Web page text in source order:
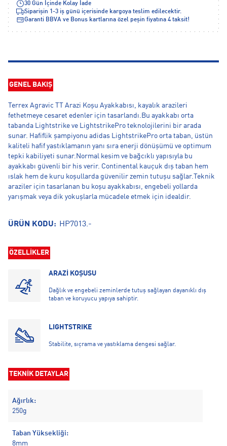
30 Gün İçinde Kolay İade
Siparişin 1-3 iş günü içerisinde kargoya teslim edilecektir.
Garanti BBVA ve Bonus kartlarına özel peşin fiyatına 4 taksit!
GENEL BAKIŞ
Terrex Agravic TT Arazi Koşu Ayakkabısı, kayalık arazileri
fethetmeye cesaret edenler için tasarlandı.Bu ayakkabı orta
tabanda Lightstrike ve LightstrikePro teknolojilerini bir arada
sunar. Hafiflik şampiyonu adidas LightstrikePro orta taban, üstün
kaliteli hafif yastıklamanın yanı sıra enerji dönüşümü ve optimum
tepki kabiliyeti sunar.Normal kesim ve bağcıklı yapısıyla bu
ayakkabı güvenli bir his verir. Continental kauçuk dış taban hem
ıslak hem de kuru koşullarda güvenilir zemin tutuşu sağlar.Teknik
araziler için tasarlanan bu koşu ayakkabısı, engebeli yollarda
yarışmak veya dik yokuşlarla mücadele etmek için idealdir.
ÜRÜN KODU: HP7013.-
ÖZELLİKLER
ARAZİ KOŞUSU
Dağlık ve engebeli zeminlerde tutuş sağlayan dayanıklı dış
taban ve koruyucu yapıya sahiptir.
LIGHTSTRIKE
Stabilite, sıçrama ve yastıklama dengesi sağlar.
TEKNİK DETAYLAR
Ağırlık:
250g
Taban Yüksekliği:
8mm